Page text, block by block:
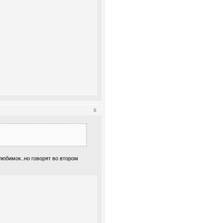
6
говорят во втором